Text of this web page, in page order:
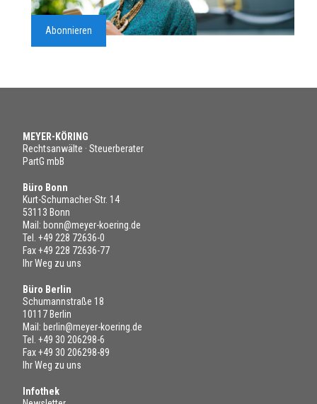
Abonnieren
MEYER-KÖRING
Rechtsanwälte · Steuerberater
PartG mbB
Büro Bonn
Kurt-Schumacher-Str. 14
53113 Bonn
Mail: bonn@meyer-koering.de
Tel. +49 228 72636-0
Fax +49 228 72636-77
Ihr Weg zu uns
Büro Berlin
Schumannstraße 18
10117 Berlin
Mail: berlin@meyer-koering.de
Tel. +49 30 206298-6
Fax +49 30 206298-89
Ihr Weg zu uns
Infothek